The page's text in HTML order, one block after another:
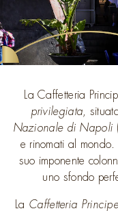
La Caffetteria
privilegiata,
Nazionale di Napoli
e rinomati al
suo imponente
uno sfondo
La Caffetteria